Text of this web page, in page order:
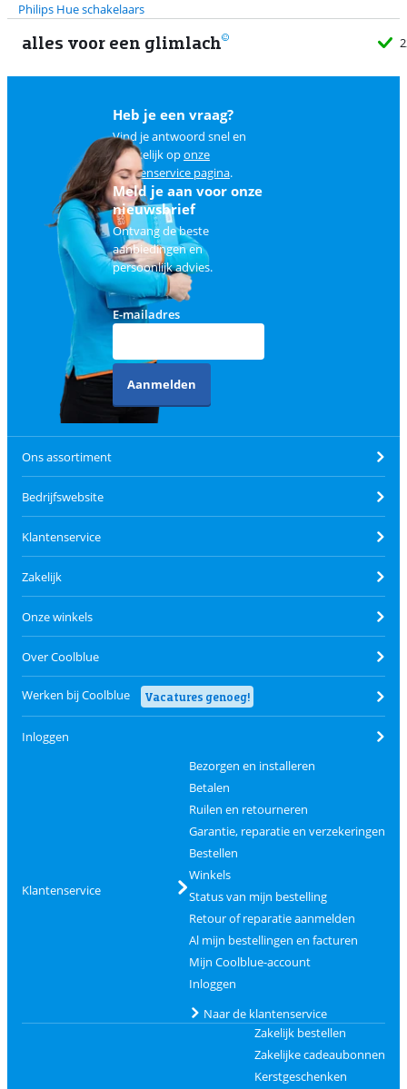
Philips Hue schakelaars
alles voor een glimlach
Heb je een vraag?
Vind je antwoord snel en
makkelijk oponze
klantenservice pagina.
Meld je aan voor onze
nieuwsbrief
Ontvang de beste
aanbiedingen en
persoonlijk advies.
E-mailadres
Aanmelden
Ons assortiment
Bedrijfswebsite
Klantenservice
Zakelijk
Onze winkels
Over Coolblue
Werken bij Coolblue Vacatures genoeg!
Inloggen
Klantenservice
Bezorgen en installeren
Betalen
Ruilen en retourneren
Garantie, reparatie en verzekeringen
Bestellen
Winkels
Status van mijn bestelling
Retour of reparatie aanmelden
Al mijn bestellingen en facturen
Mijn Coolblue-account
Inloggen
Naar de klantenservice
Zakelijk bestellen
Zakelijke cadeaubonnen
Kerstgeschenken